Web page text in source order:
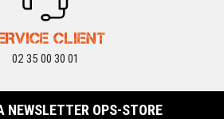
CLIENT
02 35 00 30 01
OPS-STORE